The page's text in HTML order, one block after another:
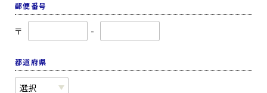
郵便番号
〒 -
都道府県